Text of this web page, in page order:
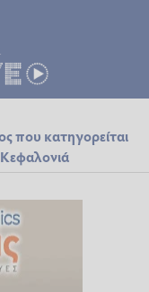
που κατηγορείται